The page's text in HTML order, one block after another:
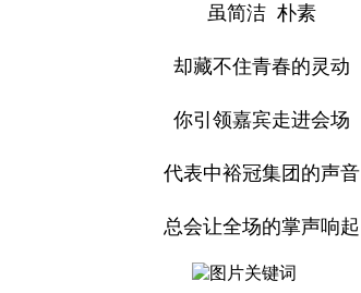
虽简洁 朴素
却藏不住青春的灵动
你引领嘉宾走进会场
代表中裕冠集团的声音
总会让全场的掌声响起